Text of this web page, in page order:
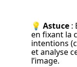
💡 Astuce :
en fixant la
intentions
et analyse
l’image.